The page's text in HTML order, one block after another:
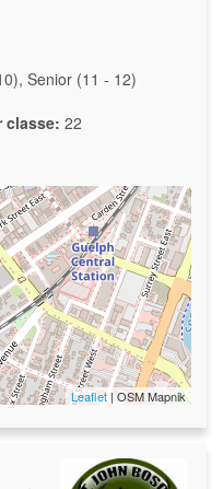
Senior (11 - 12)
classe: 22
Leaflet | OSM Mapnik